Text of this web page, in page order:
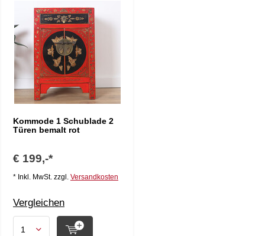
Kommode 1 Schublade 2
Türen bemalt rot
€ 199,-*
* Inkl. MwSt. zzgl. Versandkosten
Vergleichen